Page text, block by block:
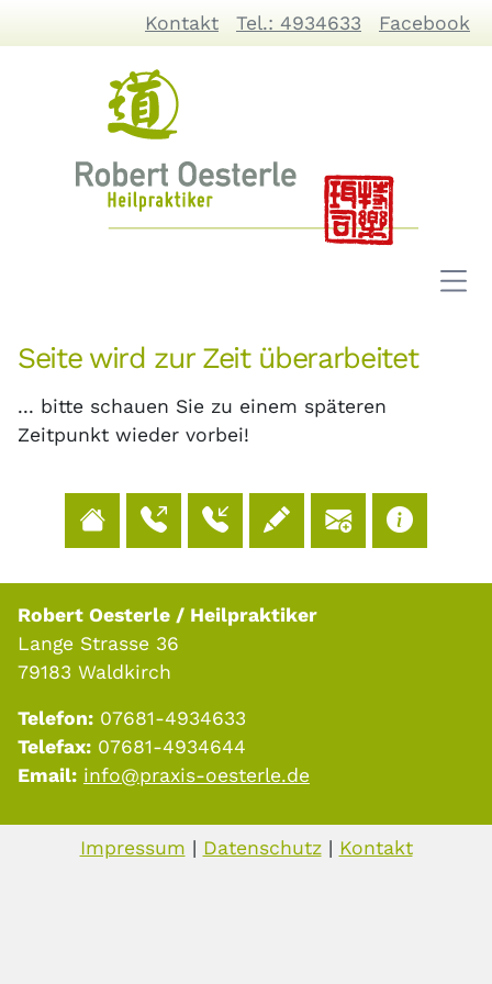
Kontakt Tel.: 4934633 Facebook
Seite wird zur Zeit überarbeitet
... bitte schauen Sie zu einem späteren
Zeitpunkt wieder vorbei!
Robert Oesterle / Heilpraktiker
Lange Strasse 36
79183 Waldkirch
Telefon: 07681-4934633
Telefax: 07681-4934644
Email: info@praxis-oesterle.de
Impressum | Datenschutz| Kontakt